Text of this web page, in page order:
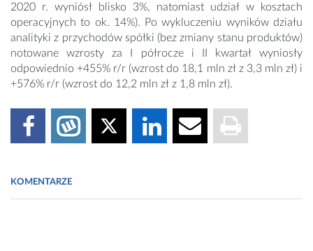
2020 r. wyniósł blisko 3%, natomiast udział w kosztach
operacyjnych to ok. 14%). Po wykluczeniu wyników działu
analityki z przychodów spółki (bez zmiany stanu produktów)
notowane wzrosty za I półrocze i II kwartał wyniosły
odpowiednio +455% r/r (wzrost do 18,1 mln zł z 3,3 mln zł) i
+576% r/r (wzrost do 12,2 mln zł z 1,8 mln zł).
KOMENTARZE